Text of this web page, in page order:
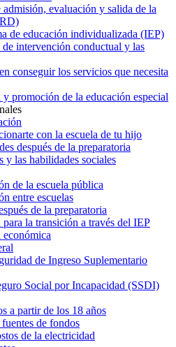
admisión, evaluación y salida de la
de educación individualizada (IEP)
de intervención conductual y las
conseguir los servicios que necesita
y promoción de la educación especial
con la escuela de tu hijo
después de la preparatoria
y las habilidades sociales
de la escuela pública
entre escuelas
de la preparatoria
para la transición a través del IEP
económica
de Ingreso Suplementario
Social por Incapacidad (SSDI)
a partir de los 18 años
de fondos
de la electricidad